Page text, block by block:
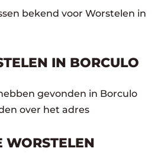
bekend voor Worstelen in
IN BORCULO
gevonden in Borculo
over het adres
WORSTELEN